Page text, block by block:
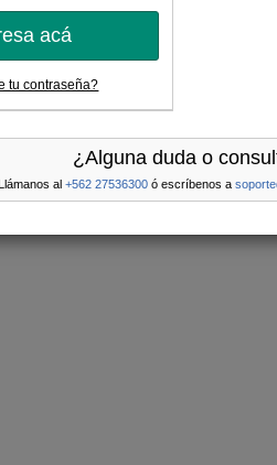
acá
tu contraseña?
¿Alguna duda o
al +562 27536300 ó escríbenos a